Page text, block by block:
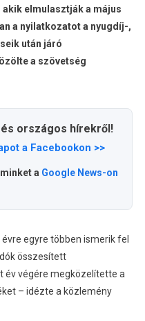
elmulasztják a május
a nyilatkozatot a nyugdíj-,
után járó
a szövetség
országos hírekről!
a Facebookon >>
a Google News-on
egyre többen ismerik fel
összesített
év végére megközelítette a
– idézte a közlemény